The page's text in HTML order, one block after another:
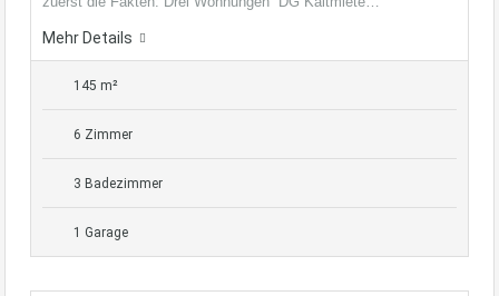
Mehr Details
145 m²
6 Zimmer
3 Badezimmer
1 Garage